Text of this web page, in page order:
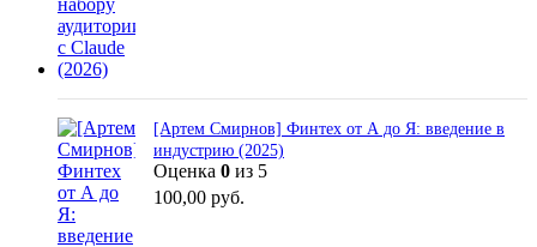
[Артем Смирнов] Финтех от А до Я: введение в
индустрию (2025)
Оценка 0 из 5
100,00 руб.